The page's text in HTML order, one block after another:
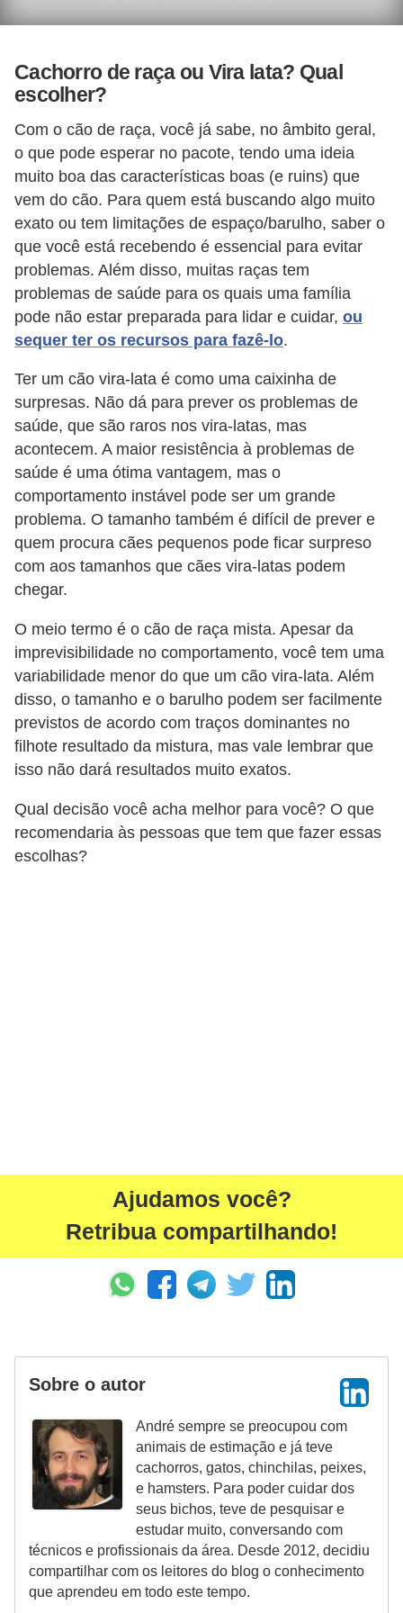
Cachorro de raça ou Vira lata? Qual
escolher?
Com o cão de raça, você já sabe, no âmbito geral,
o que pode esperar no pacote, tendo uma ideia
muito boa das características boas (e ruins) que
vem do cão. Para quem está buscando algo muito
exato ou tem limitações de espaço/barulho, saber o
que você está recebendo é essencial para evitar
problemas. Além disso, muitas raças tem
problemas de saúde para os quais uma família
pode não estar preparada para lidar e cuidar, ou
sequer ter os recursos para fazê-lo.
Ter um cão vira-lata é como uma caixinha de
surpresas. Não dá para prever os problemas de
saúde, que são raros nos vira-latas, mas
acontecem. A maior resistência à problemas de
saúde é uma ótima vantagem, mas o
comportamento instável pode ser um grande
problema. O tamanho também é difícil de prever e
quem procura cães pequenos pode ficar surpreso
com aos tamanhos que cães vira-latas podem
chegar.
O meio termo é o cão de raça mista. Apesar da
imprevisibilidade no comportamento, você tem uma
variabilidade menor do que um cão vira-lata. Além
disso, o tamanho e o barulho podem ser facilmente
previstos de acordo com traços dominantes no
filhote resultado da mistura, mas vale lembrar que
isso não dará resultados muito exatos.
Qual decisão você acha melhor para você? O que
recomendaria às pessoas que tem que fazer essas
escolhas?
Ajudamos você?
Retribua compartilhando!
Sobre o autor
André sempre se preocupou com
animais de estimação e já teve
cachorros, gatos, chinchilas, peixes,
e hamsters. Para poder cuidar dos
seus bichos, teve de pesquisar e
estudar muito, conversando com
técnicos e profissionais da área. Desde 2012, decidiu
compartilhar com os leitores do blog o conhecimento
que aprendeu em todo este tempo.
i
d
e
e
s
i
m
a
ç
ã
o
R
a
ç
ã
o
e
a
l
m
e
n
t
a
ç
o
R
i
i
á
r
i
o
s
e
s